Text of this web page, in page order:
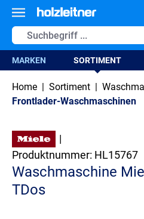
springen
MARKEN SORTIMENT
Home | Sortiment |
Frontlader-Waschmaschinen
|
Produktnummer: HL15767
Waschmaschine
TDos